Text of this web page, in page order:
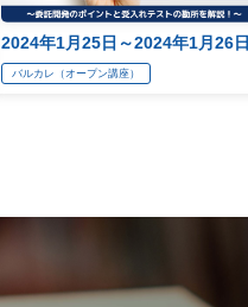
2024年1月25日～2024年1月26日
バルカレ（オープン講座）